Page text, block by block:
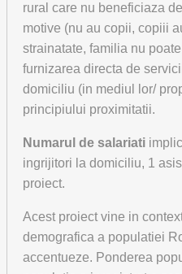
rural care nu beneficiaza
motive (nu au copii, copiii
strainatate, familia nu
furnizarea directa de
domiciliu (in mediul lor/
principiului proximitatii.
Numarul de salariati
ingrijitori la domiciliu, 1
proiect.
Acest proiect vine in
demografica a populatiei
accentueze. Ponderea